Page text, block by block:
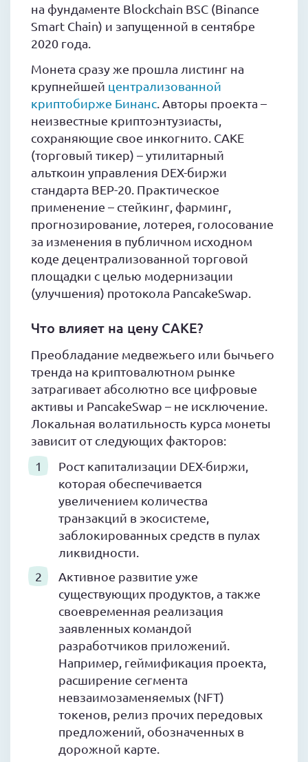
на фундаменте Blockchain BSC (Binance
Smart Chain) и запущенной в сентябре
2020 года.
Монета сразу же прошла листинг на
крупнейшей централизованной
криптобирже Бинанс . Авторы проекта –
неизвестные криптоэнтузиасты,
сохраняющие свое инкогнито. CAKE
(торговый тикер) – утилитарный
альткоин управления DEX-биржи
стандарта BEP-20. Практическое
применение – стейкинг, фарминг,
прогнозирование, лотерея, голосование
за изменения в публичном исходном
коде децентрализованной торговой
площадки с целью модернизации
(улучшения) протокола PancakeSwap.
Что влияет на цену CAKE?
Преобладание медвежьего или бычьего
тренда на криптовалютном рынке
затрагивает абсолютно все цифровые
активы и PancakeSwap – не исключение.
Локальная волатильность курса монеты
зависит от следующих факторов:
Рост капитализации DEX-биржи,
которая обеспечивается
увеличением количества
транзакций в экосистеме,
заблокированных средств в пулах
ликвидности.
Активное развитие уже
существующих продуктов, а также
своевременная реализация
заявленных командой
разработчиков приложений.
Например, геймификация проекта,
расширение сегмента
невзаимозаменяемых (NFT)
токенов, релиз прочих передовых
предложений, обозначенных в
дорожной карте.